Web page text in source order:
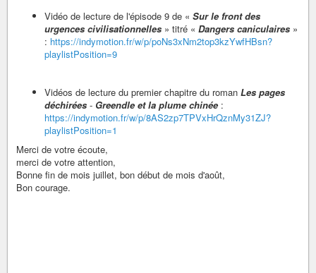
Vidéo de lecture de l'épisode 9 de « Sur le front des
urgences civilisationnelles » titré « Dangers caniculaires »
: https://indymotion.fr/w/p/poNs3xNm2top3kzYwfHBsn?
playlistPosition=9
Vidéos de lecture du premier chapitre du roman Les pages
déchirées - Greendle et la plume chinée :
https://indymotion.fr/w/p/8AS2zp7TPVxHrQznMy31ZJ?
playlistPosition=1
Merci de votre écoute,
merci de votre attention,
Bonne fin de mois juillet, bon début de mois d'août,
Bon courage.